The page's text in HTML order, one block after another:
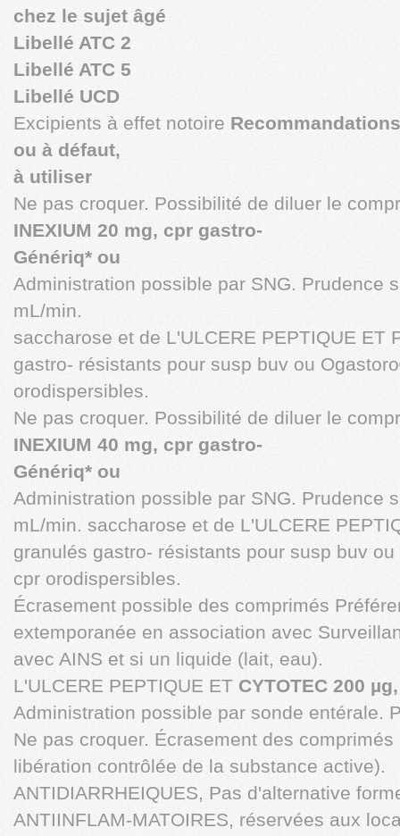
chez le sujet âgé
Libellé ATC 2
Libellé ATC 5
Libellé UCD
Excipients à effet notoire
ou à défaut,
à utiliser
Ne pas croquer. Possibilité de diluer le
INEXIUM 20 mg, cpr gastro-
Génériq* ou
Administration possible par SNG. Prudence
mL/min.
saccharose et de L'ULCERE PEPTIQUE ET
gastro- résistants pour susp buv ou
orodispersibles.
Ne pas croquer. Possibilité de diluer le
INEXIUM 40 mg, cpr gastro-
Génériq* ou
Administration possible par SNG. Prudence
mL/min. saccharose et de L'ULCERE
granulés gastro- résistants pour susp buv
cpr orodispersibles.
Écrasement possible des comprimés
extemporanée en association avec
avec AINS et si un liquide (lait, eau).
L'ULCERE PEPTIQUE ET CYTOTEC 200
Administration possible par sonde entérale.
Ne pas croquer. Écrasement des
libération contrôlée de la substance active).
ANTIDIARRHEIQUES, Pas d'alternative
ANTIINFLAM-MATOIRES, réservées aux